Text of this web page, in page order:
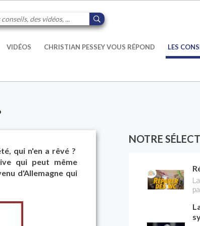
VIDÉOS CHRISTIAN PESSEY VOUS RÉPOND LES
qui n'en a rêvé ?
qui peut même
d'Allemagne qui
NOTRE